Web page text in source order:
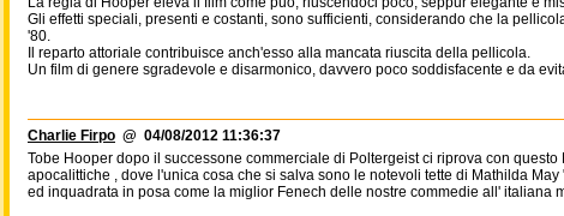
Gli effetti speciali, presenti e costanti, sono sufficienti, considerando che la
'80.
Il reparto attoriale contribuisce anch'esso alla mancata riuscita della pellicola.
Un film di genere sgradevole e disarmonico, davvero poco soddisfacente e da
Charlie Firpo @ 04/08/2012 11:36:37
Tobe Hooper dopo il successone commerciale di Poltergeist ci riprova con
apocalittiche , dove l'unica cosa che si salva sono le notevoli tette di Mathilda
ed inquadrata in posa come la miglior Fenech delle nostre commedie all' italiana